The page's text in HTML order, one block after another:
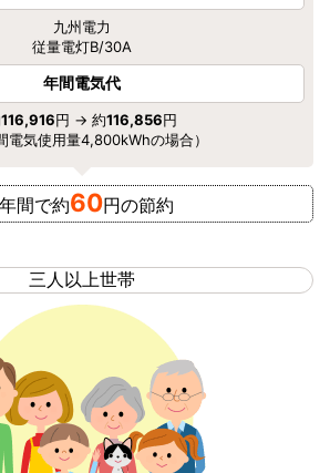
九州電力
従量電灯B/30A
年間電気代
116,916円 → 約116,856円
電気使用量4,800kWhの場合）
間で約60円の節約
三人以上世帯